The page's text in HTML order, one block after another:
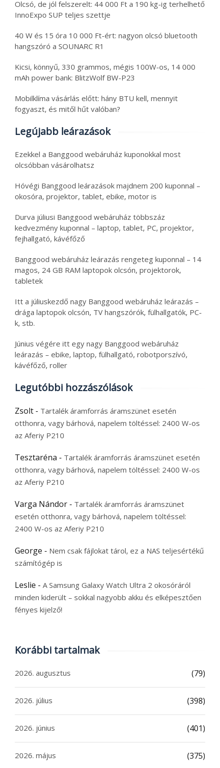
Olcsó, de jól felszerelt: 44 000 Ft a 190 kg-ig terhelhető
InnoExpo SUP teljes szettje
40 W és 15 óra 10 000 Ft-ért: nagyon olcsó bluetooth
hangszóró a SOUNARC R1
Kicsi, könnyű, 330 grammos, mégis 100W-os, 14 000
mAh power bank: BlitzWolf BW-P23
Mobilklíma vásárlás előtt: hány BTU kell, mennyit
fogyaszt, és mitől hűt valóban?
Legújabb leárazások
Ezekkel a Banggood webáruház kuponokkal most
olcsóbban vásárolhatsz
Hóvégi Banggood leárazások majdnem 200 kuponnal –
okosóra, projektor, tablet, ebike, motor is
Durva júliusi Banggood webáruház többszáz
kedvezmény kuponnal – laptop, tablet, PC, projektor,
fejhallgató, kávéfőző
Banggood webáruház leárazás rengeteg kuponnal – 14
magos, 24 GB RAM laptopok olcsón, projektorok,
tabletek
Itt a júliuskezdő nagy Banggood webáruház leárazás –
drága laptopok olcsón, TV hangszórók, fülhallgatók, PC-
k, stb.
Június végére itt egy nagy Banggood webáruház
leárazás – ebike, laptop, fülhallgató, robotporszívó,
kávéfőző, roller
Legutóbbi hozzászólások
Zsolt - Tartalék áramforrás áramszünet esetén
otthonra, vagy bárhová, napelem töltéssel: 2400 W-os
az Aferiy P210
Tesztaréna - Tartalék áramforrás áramszünet esetén
otthonra, vagy bárhová, napelem töltéssel: 2400 W-os
az Aferiy P210
Varga Nándor - Tartalék áramforrás áramszünet
esetén otthonra, vagy bárhová, napelem töltéssel:
2400 W-os az Aferiy P210
George - Nem csak fájlokat tárol, ez a NAS teljesértékű
számítógép is
Leslie - A Samsung Galaxy Watch Ultra 2 okosóráról
minden kiderült – sokkal nagyobb akku és elképesztően
fényes kijelző!
Korábbi tartalmak
2026. augusztus (79)
2026. július (398)
2026. június (401)
2026. május (375)